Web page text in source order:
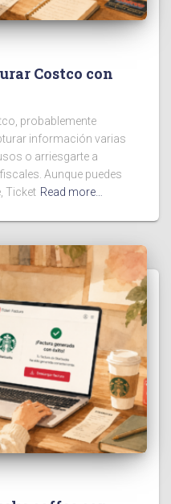
Costco con
probablemente
información varias
o arriesgarte a
Aunque puedes
Ticket Read more…